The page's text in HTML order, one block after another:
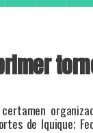
de Iquique;